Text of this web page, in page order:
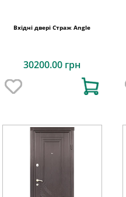
Вхідні двері Страж Angle
30200.00 грн